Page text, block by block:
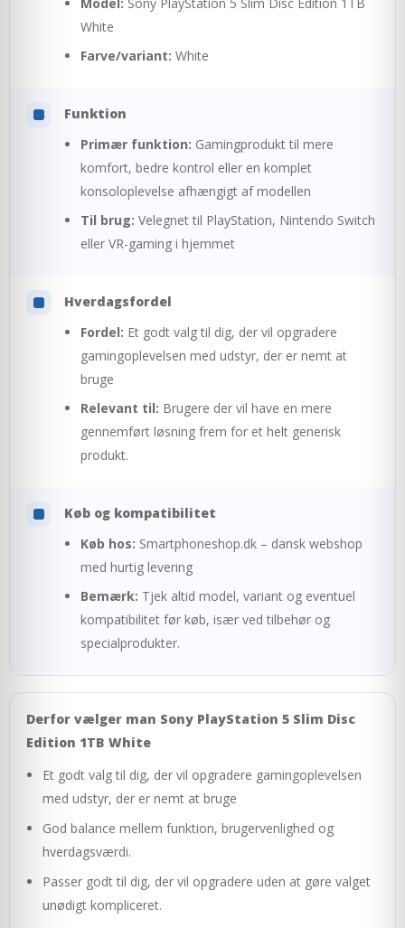
White
Farve/variant: White
Funktion
Primær funktion: Gamingprodukt til mere
komfort, bedre kontrol eller en komplet
konsoloplevelse afhængigt af modellen
Til brug: Velegnet til PlayStation, Nintendo Switch
eller VR-gaming i hjemmet
Hverdagsfordel
Fordel: Et godt valg til dig, der vil opgradere
gamingoplevelsen med udstyr, der er nemt at
bruge
Relevant til: Brugere der vil have en mere
gennemført løsning frem for et helt generisk
produkt.
Køb og kompatibilitet
Køb hos: Smartphoneshop.dk – dansk webshop
med hurtig levering
Bemærk: Tjek altid model, variant og eventuel
kompatibilitet før køb, især ved tilbehør og
specialprodukter.
Derfor vælger man Sony PlayStation 5 Slim Disc
Edition 1TB White
Et godt valg til dig, der vil opgradere gamingoplevelsen
med udstyr, der er nemt at bruge
God balance mellem funktion, brugervenlighed og
hverdagsværdi.
Passer godt til dig, der vil opgradere uden at gøre valget
unødigt kompliceret.